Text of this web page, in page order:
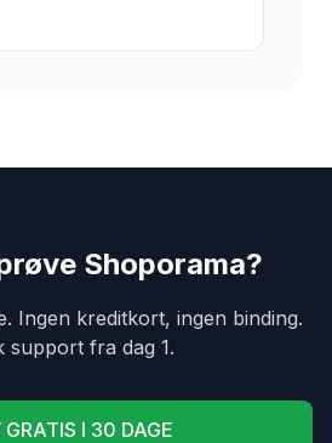
og varens pris skal
Shoporama?
Ingen kreditkort, ingen binding.
support fra dag 1.
GRATIS I 30 DAGE